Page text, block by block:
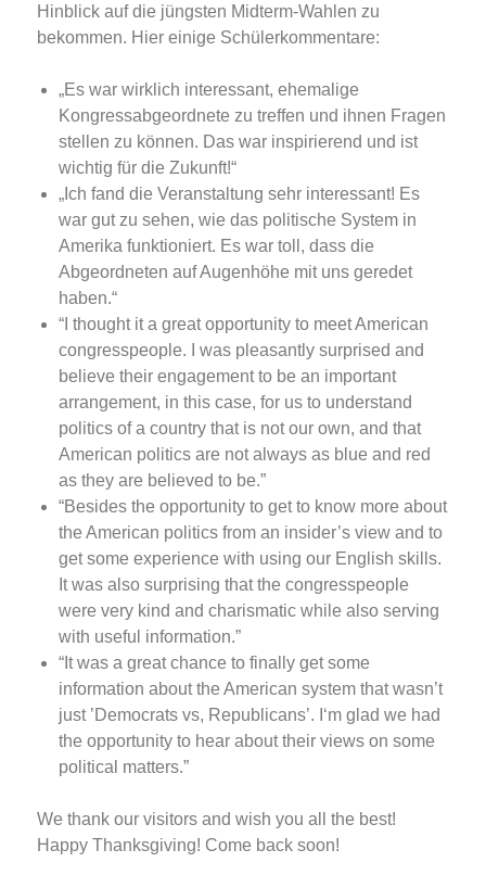
Hinblick auf die jüngsten Midterm-Wahlen zu
bekommen. Hier einige Schülerkommentare:
„Es war wirklich interessant, ehemalige
Kongressabgeordnete zu treffen und ihnen Fragen
stellen zu können. Das war inspirierend und ist
wichtig für die Zukunft!“
„Ich fand die Veranstaltung sehr interessant! Es
war gut zu sehen, wie das politische System in
Amerika funktioniert. Es war toll, dass die
Abgeordneten auf Augenhöhe mit uns geredet
haben.“
“I thought it a great opportunity to meet American
congresspeople. I was pleasantly surprised and
believe their engagement to be an important
arrangement, in this case, for us to understand
politics of a country that is not our own, and that
American politics are not always as blue and red
as they are believed to be.”
“Besides the opportunity to get to know more about
the American politics from an insider’s view and to
get some experience with using our English skills.
It was also surprising that the congresspeople
were very kind and charismatic while also serving
with useful information.”
“It was a great chance to finally get some
information about the American system that wasn’t
just ’Democrats vs, Republicans’. I‘m glad we had
the opportunity to hear about their views on some
political matters.”
We thank our visitors and wish you all the best!
Happy Thanksgiving! Come back soon!